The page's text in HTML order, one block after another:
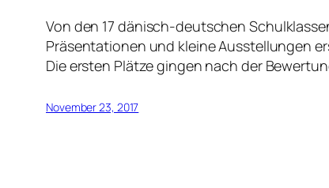
Von den 17 dänisch-deutschen
Präsentationen und kleine Ausstellungen
Die ersten Plätze gingen nach der
November 23, 2017